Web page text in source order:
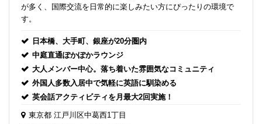
が多く、国際交流を日常的に楽しみたい方にぴったりの環境で
す。
日本橋、大手町、銀座が20分圏内
中庭直通ぽかぽかラウンジ
大人メンバー中心。落ち着いた雰囲気なコミュニティ
外国人多数入居中で気軽に英語に馴染める
英会話アクティビティを月最大2回実施！
東京都 江戸川区中葛西1丁目